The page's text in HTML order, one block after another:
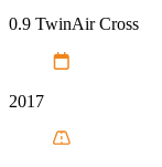
0.9 TwinAir Cross
2017